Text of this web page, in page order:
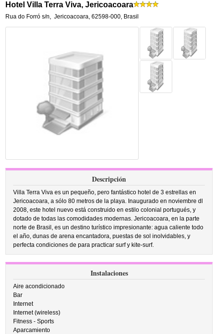
Hotel Villa Terra Viva, Jericoacoara
Rua do Forró s/n, Jericoacoara,62598-000, Brasil
Descripción
Villa Terra Viva es un pequeño, pero fantástico hotel de 3 estrellas en
Jericoacoara, a sólo 80 metros de la playa. Inaugurado en noviembre dl
2008, este hotel nuevo está construido en estilo colonial portugués, y
dotado de todas las comodidades modernas. Jericoacoara, en la parte
norte de Brasil, es un destino turístico impresionante: agua caliente todo
el año, dunas de arena encantadora, puestas de sol inolvidables, y
perfecta condiciones de para practicar surf y kite-surf.
Instalaciones
Aire acondicionado
Bar
Internet
Internet (wireless)
Fitness - Sports
Aparcamiento